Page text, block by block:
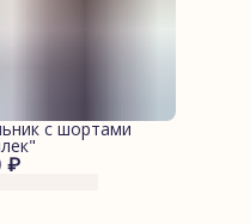
₽
с шортами